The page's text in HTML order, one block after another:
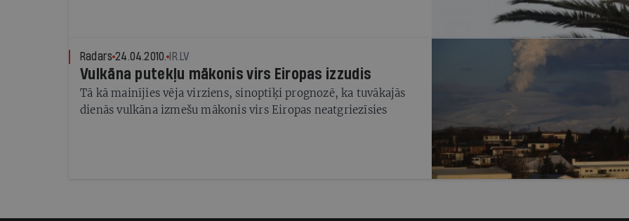
Radars 24.04.2010. IR.LV
Vulkāna putekļu mākonis virs Eiropas izzudis
Tā kā mainījies vēja virziens, sinoptiķi prognozē, ka tuvākajās
dienās vulkāna izmešu mākonis virs Eiropas neatgriezīsies